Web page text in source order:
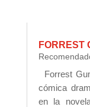
FORREST
Forrest
cómica
en la